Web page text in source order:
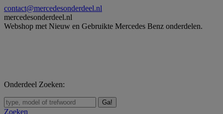
Skip
to
content
contact@mercedesonderdeel.nl
mercedesonderdeel.nl
Webshop met Nieuw en Gebruikte Mercedes Benz onderdelen.
Onderdeel Zoeken:
Zoeken:
Zoeken